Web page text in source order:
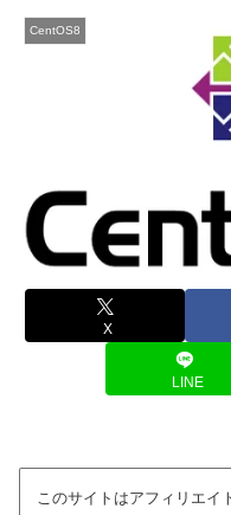
CentOS8
X
LINE
このサイトはアフィリエイ